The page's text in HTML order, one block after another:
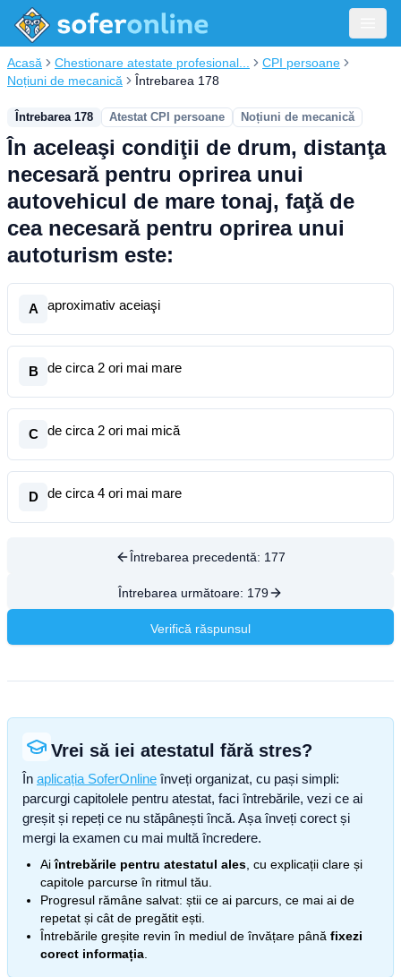
Acasă Chestionare atestate profesional...
CPI persoane
Noțiuni de mecanică
Întrebarea 178
Întrebarea 178 Atestat CPI persoane Noțiuni de mecanică
În aceleaşi condiţii de drum, distanţa
necesară pentru oprirea unui
autovehicul de mare tonaj, faţă de
cea necesară pentru oprirea unui
autoturism este:
A aproximativ aceiaşi
B de circa 2 ori mai mare
C de circa 2 ori mai mică
D de circa 4 ori mai mare
Întrebarea precedentă: 177
Întrebarea următoare: 179
Verifică răspunsul
Vrei să iei atestatul fără stres?
În aplicația SoferOnline înveți organizat, cu pași simpli:
parcurgi capitolele pentru atestat, faci întrebările, vezi ce ai
greșit și repeți ce nu stăpânești încă. Așa înveți corect și
mergi la examen cu mai multă încredere.
Aiîntrebările pentru atestatul ales , cu explicații clare și
capitole parcurse în ritmul tău.
Progresul rămâne salvat: știi ce ai parcurs, ce mai ai de
repetat și cât de pregătit ești.
Întrebările greșite revin în mediul de învățare până fixezi
corect informația